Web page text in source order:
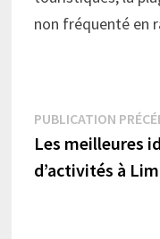
non fréquenté en
Navigation
de
PUBLICATION
Les meilleures
d’activités à